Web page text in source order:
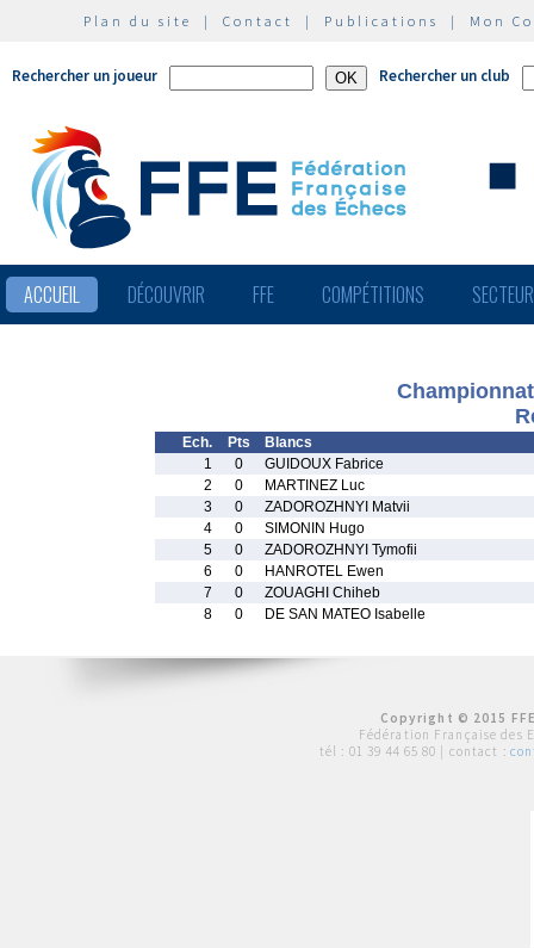
Plan du site | Contact | Publications | Mon
Rechercher un joueur Rechercher un club
ACCUEIL DÉCOUVRIR FFE COMPÉTITIONS
Ech. Pts
Blancs
1
0
GUIDOUX Fabrice
2
0
MARTINEZ Luc
3
0
ZADOROZHNYI Matvii
4
0
SIMONIN Hugo
5
0
ZADOROZHNYI Tymofii
6
0
HANROTEL Ewen
7
0
ZOUAGHI Chiheb
8
0 DE SAN MATEO Isabelle
Copyright © 2015
Fédération Française des
tél : 01 39 44 65 80 | contact :